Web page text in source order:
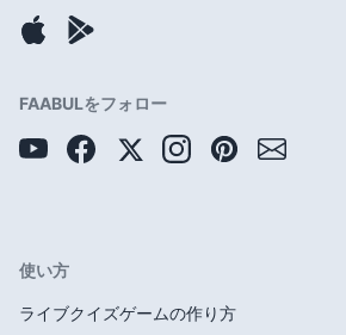
FAABULをフォロー
使い方
ライブクイズゲームの作り方